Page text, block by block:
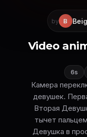
by B
Video
6s
Камера
девушек.
Вторая
тычет
Девушка в